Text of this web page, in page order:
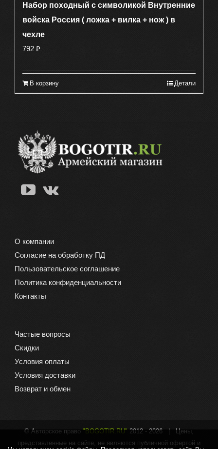
Набор походный с символикой Внутренние
войска Россия ( ложка + вилка + нож ) в
чехле
792 ₽
В корзину Детали
О компании
Согласие на обработку ПД
Пользовательское соглашение
Политика конфиденциальности
Контакты
Частые вопросы
Скидки
Условия оплаты
Условия доставки
Возврат и обмен
© Авторское право "BOGOTIR.RU" 2012 - 2026 | Цены,
представленные на сайте, не являются публичной офертой и